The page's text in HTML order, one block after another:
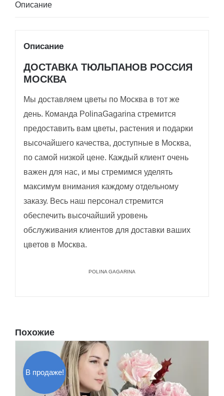
Описание
Описание
ДОСТАВКА ТЮЛЬПАНОВ РОССИЯ
МОСКВА
Мы доставляем цветы по Москва в тот же
день. Команда PolinaGagarina стремится
предоставить вам цветы, растения и подарки
высочайшего качества, доступные в Москва,
по самой низкой цене. Каждый клиент очень
важен для нас, и мы стремимся уделять
максимум внимания каждому отдельному
заказу. Весь наш персонал стремится
обеспечить высочайший уровень
обслуживания клиентов для доставки ваших
цветов в Москва.
POLINA GAGARINA
Похожие
В продаже!